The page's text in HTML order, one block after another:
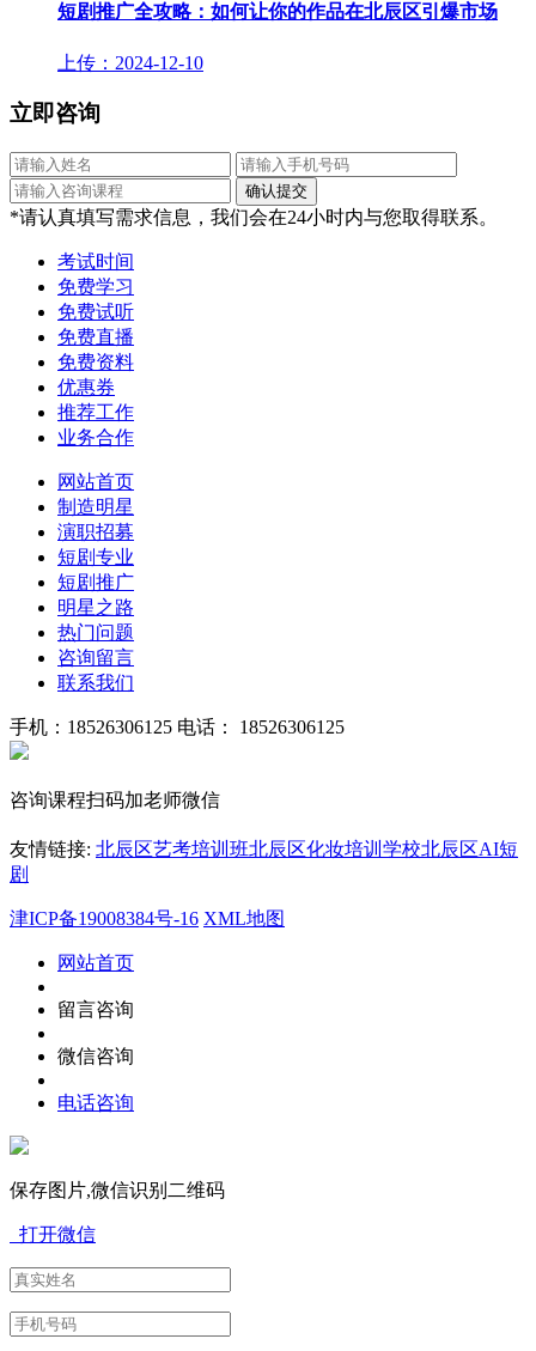
短剧推广全攻略：如何让你的作品在北辰区引爆市场
上传：2024-12-10
立即咨询
*请认真填写需求信息，我们会在24小时内与您取得联系。
考试时间
免费学习
免费试听
免费直播
免费资料
优惠券
推荐工作
业务合作
网站首页
制造明星
演职招募
短剧专业
短剧推广
明星之路
热门问题
咨询留言
联系我们
手机：18526306125 电话： 18526306125
咨询课程扫码加老师微信
友情链接: 北辰区艺考培训班北辰区化妆培训学校北辰区AI短
剧
津ICP备19008384号-16 XML地图
网站首页
留言咨询
微信咨询
电话咨询
保存图片,微信识别二维码
打开微信